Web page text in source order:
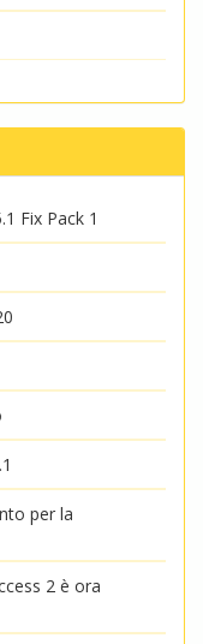
Fix Pack 1
per la
2 è ora